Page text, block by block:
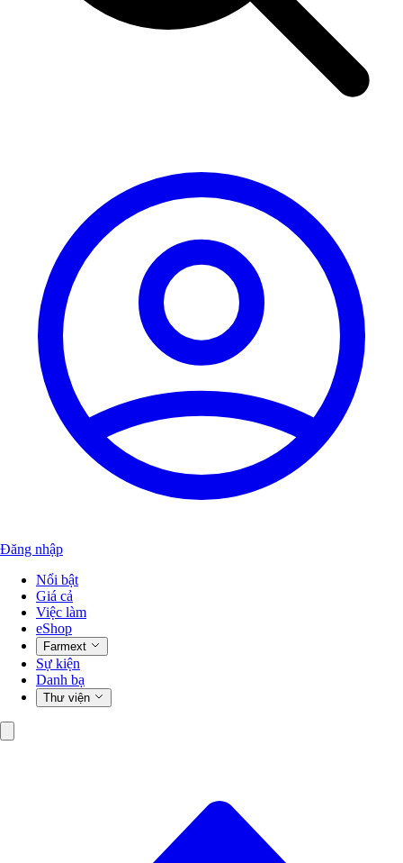
Đăng nhập
Nổi bật
Giá cả
Việc làm
eShop
Farmext
Sự kiện
Danh bạ
Thư viện